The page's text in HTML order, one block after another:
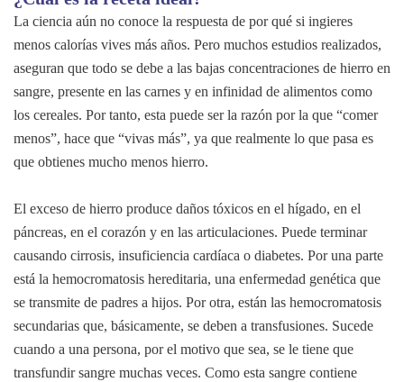
La ciencia aún no conoce la respuesta de por qué si ingieres
menos calorías vives más años. Pero muchos estudios realizados,
aseguran que todo se debe a las bajas concentraciones de hierro en
sangre, presente en las carnes y en infinidad de alimentos como
los cereales. Por tanto, esta puede ser la razón por la que “comer
menos”, hace que “vivas más”, ya que realmente lo que pasa es
que obtienes mucho menos hierro.
El exceso de hierro produce daños tóxicos en el hígado, en el
páncreas, en el corazón y en las articulaciones. Puede terminar
causando cirrosis, insuficiencia cardíaca o diabetes. Por una parte
está la hemocromatosis hereditaria, una enfermedad genética que
se transmite de padres a hijos. Por otra, están las hemocromatosis
secundarias que, básicamente, se deben a transfusiones. Sucede
cuando a una persona, por el motivo que sea, se le tiene que
transfundir sangre muchas veces. Como esta sangre contiene